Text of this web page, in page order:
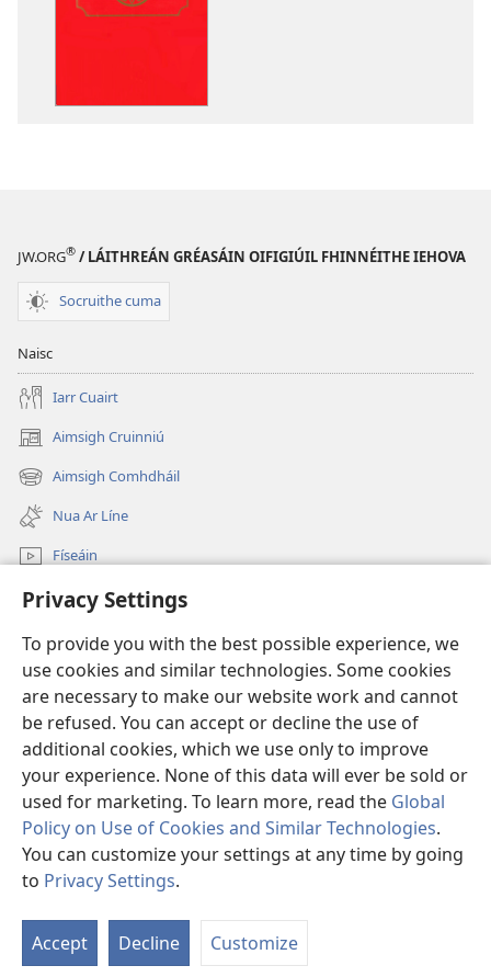
Privacy Settings
To provide you with the best possible experience, we
use cookies and similar technologies. Some cookies
are necessary to make our website work and cannot
be refused. You can accept or decline the use of
additional cookies, which we use only to improve
your experience. None of this data will ever be sold or
used for marketing. To learn more, read the Global
Policy on Use of Cookies and Similar Technologies.
You can customize your settings at any time by going
to Privacy Settings.
Accept Decline Customize
JW.ORG® / LÁITHREÁN GRÉASÁIN OIFIGIÚIL FHINNÉITHE IEHOVA
Socruithe cuma
Naisc
Iarr Cuairt
Aimsigh Cruinniú
(opens
new
window)
Aimsigh Comhdháil
(opens
new
window)
Nua Ar Líne
Físeáin
Cuardaigh
Síntiúis
(opens
new
window)Watchtower—Leabharlann ar Líne
(opens
new
window)JW Hub ®
(opens
new
window)
Copyright© 2026 Watch Tower Bible and Tract Society of Pennsylvania.
TÉARMAÍ ÚSÁIDE|POLASAÍ PRÍOBHÁIDEACHTA